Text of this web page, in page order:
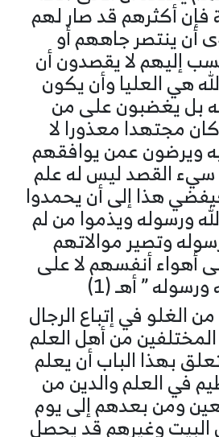
فإن أكثرهم قد صار لهم
أن ينتصر جاههم أو
إليهم لا يقصدون أن
هي العليا وأن يكون
بل يغضبون على من
مجتهدا معذورا لا
ويرضون عمن يوافقهم
سيء القصد ليس له علم
هذا إلى أن يحمدوا
ورسوله ويذموا من لم
وتصير موالاتهم
أهواء أنفسهم لا على
ورسوله ” أهـ (1)
الغلو في إتباع الرجال
من أهل العلم
بهذا الباب أن يعلم
في العلم والدين من
ومن بعدهم إلى يوم
البيت وغيرهم قد يحصل